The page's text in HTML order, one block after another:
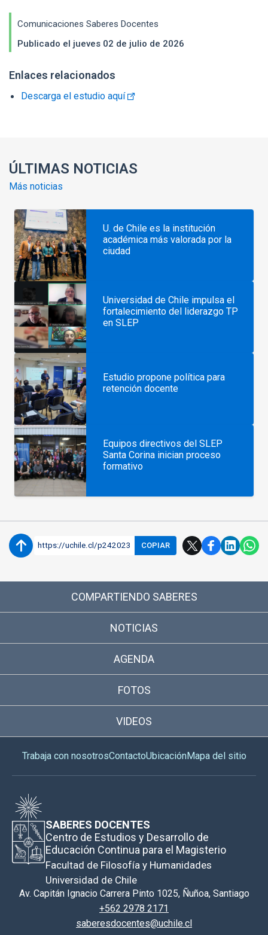
Enlaces y documentos de interés
Enlaces relacionados
Descarga el estudio aquí
Comunicaciones Saberes Docentes
Publicado el jueves 02 de julio de 2026
ÚLTIMAS NOTICIAS
Más noticias
U. de Chile es la institución
académica más valorada por la
ciudad
Universidad de Chile impulsa el
fortalecimiento del liderazgo TP
en SLEP
Estudio propone política para
retención docente
Equipos directivos del SLEP
Santa Corina inician proceso
formativo
https://uchile.cl/p242023 COPIAR
COMPARTIENDO SABERES
NOTICIAS
AGENDA
FOTOS
VIDEOS
Trabaja con nosotrosContactoUbicaciónMapa del sitio
SABERES DOCENTES
Centro de Estudios y Desarrollo de
Educación Continua para el Magisterio
Facultad de Filosofía y Humanidades
Universidad de Chile
Av. Capitán Ignacio Carrera Pinto 1025, Ñuñoa, Santiago
+562 2978 2171
saberesdocentes@uchile.cl